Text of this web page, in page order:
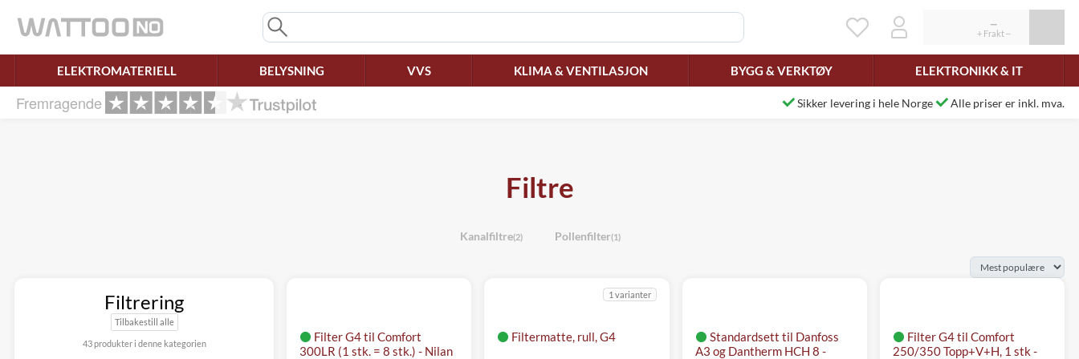
ELEKTROMATERIELL BELYSNING VVS KLIMA & VENTILASJON BYGG & VERKTØY ELEKTRONIKK & IT
Fremragende Sikker levering i hele Norge Alle priser er inkl. mva.
Filtre
Kanalfiltre(2) Pollenfilter(1)
Filtrering
Tilbakestill alle
43 produkter i denne kategorien
Filter G4 til Comfort
300LR (1 stk. = 8 stk.) - Nilan
Filtermatte, rull, G4
1 varianter
Standardsett til Danfoss
A3 og Dantherm HCH 8 -
Filter G4 til Comfort
250/350 Topp+V+H, 1 stk -
Rett samtykke!